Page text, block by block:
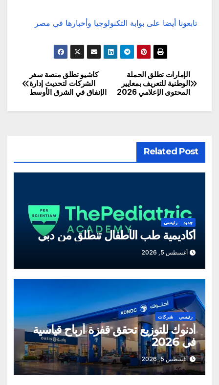
تابعونا أيضا على بوابة التكنولوجيا وأخبارها في مصر
تصفّح
المقالات
كاشيو تطلق منصة سفر
الشركات لتحديث إدارة
الإنفاق في الشرق الأوسط
الإمارات تطلق الحملة
الوطنية للتعريف بمعايير
المحتوى الإعلامي 2026
Related Post
جديد رئيسي
أكاديمية طب الأطفال تنطلق من دبي
أغسطس 5, 2026
رئيسي شركات
أدنوك للتوزيع تحقق قفزة أرباح قياسية
في 2026
أغسطس 5, 2026